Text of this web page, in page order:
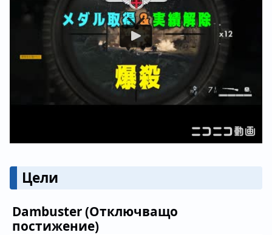
Цели
Dambuster (Отключващо
постижение)